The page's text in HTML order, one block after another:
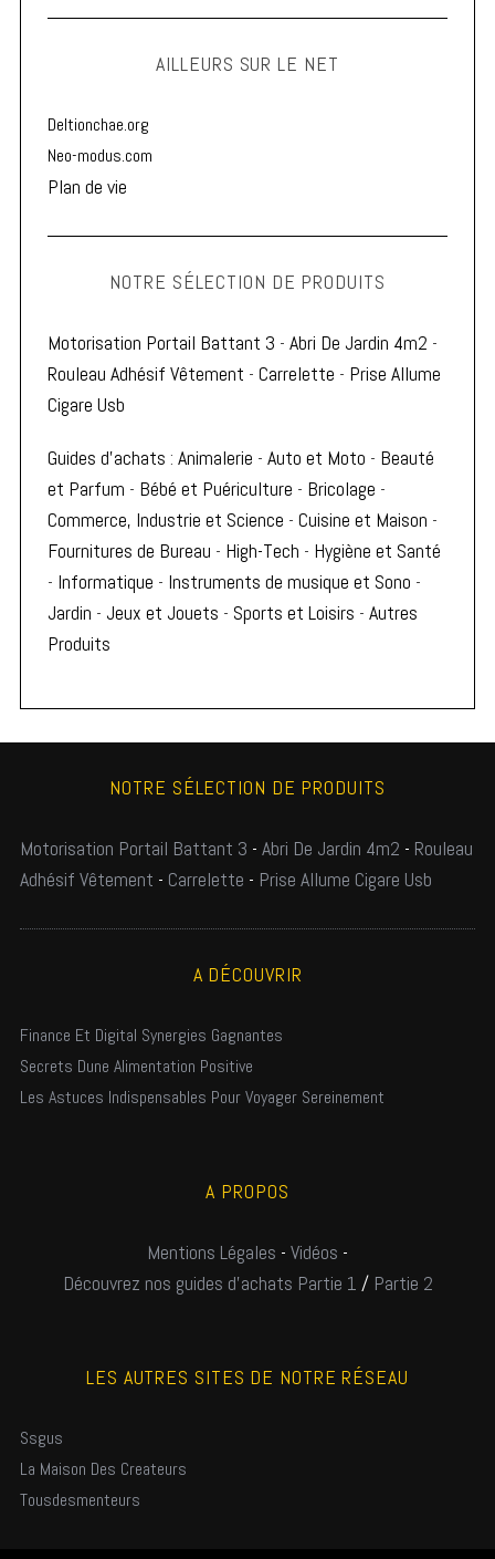
AILLEURS SUR LE NET
Deltionchae.org
Neo-modus.com
Plan de vie
NOTRE SÉLECTION DE PRODUITS
Motorisation Portail Battant 3 - Abri De Jardin 4m2 -
Rouleau Adhésif Vêtement - Carrelette - Prise Allume
Cigare Usb
Guides d'achats : Animalerie - Auto et Moto - Beauté
et Parfum - Bébé et Puériculture - Bricolage -
Commerce, Industrie et Science - Cuisine et Maison -
Fournitures de Bureau - High-Tech - Hygiène et Santé
- Informatique - Instruments de musique et Sono -
Jardin - Jeux et Jouets - Sports et Loisirs - Autres
Produits
NOTRE SÉLECTION DE PRODUITS
Motorisation Portail Battant 3 - Abri De Jardin 4m2 - Rouleau
Adhésif Vêtement - Carrelette - Prise Allume Cigare Usb
A DÉCOUVRIR
Finance Et Digital Synergies Gagnantes
Secrets Dune Alimentation Positive
Les Astuces Indispensables Pour Voyager Sereinement
A PROPOS
Mentions Légales - Vidéos -
Découvrez nos guides d'achats Partie 1 / Partie 2
LES AUTRES SITES DE NOTRE RÉSEAU
Ssgus
La Maison Des Createurs
Tousdesmenteurs